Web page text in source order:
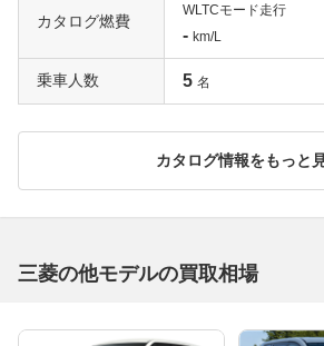
カタログ燃費
WLTCモード走行
- km/L
乗車人数 5 名
カタログ情報をもっと
三菱の他モデルの買取相場